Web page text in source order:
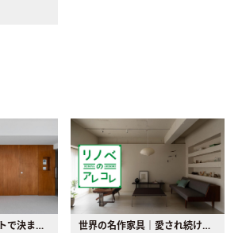
キッチンはレイアウトで決まる。後悔しないための考え方と選び方 世界の名作家具｜愛され続ける理由と一生モノとの出会い方